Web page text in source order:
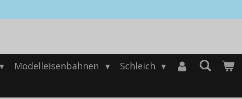
Modelleisenbahnen
Schleich